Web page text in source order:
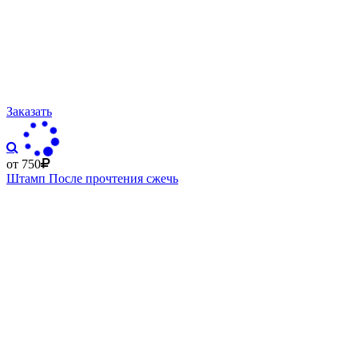
Заказать
от 750
Штамп После прочтения сжечь